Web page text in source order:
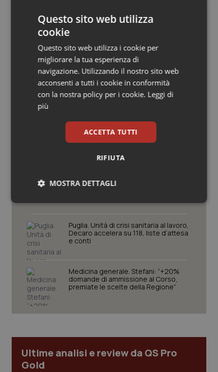
Sangue & coagulazione
Tiroide
Tumore al seno
Tumore ovarico
Tumori del Polmone & Testa Collo
Tumori gastrointestinali
Ulcera & Reflusso
Vaccini
Potrebbe interessarti in
Regioni e Asl
Cresce la ricerca in Emilia-Romagna:
nel 2025 condotti 1.530 studi, il
Che pizza l’Inail…
Puglia. Unità di crisi sanitaria al lavoro,
Decaro accelera su 118, liste d’attesa
e conti
Medicina generale. Stefani: “+20%
domande di ammissione al Corso,
premiate le scelte della Regione”
Ultime analisi e review da QS Pro
Gold
Questo sito web utilizza
cookie
Questo sito web utilizza i cookie per
migliorare la tua esperienza di
navigazione. Utilizzando il nostro sito web
acconsenti a tutti i cookie in conformità
con la nostra policy per i cookie. Leggi di
più
ACCETTA TUTTI
RIFIUTA
MOSTRA DETTAGLI
Necessari Statistici Marketing
Necessari Statistici Marketing
I cookie necessari contribuiscono a rendere fruibile il
sito web abilitandone funzionalità di base quali la
navigazione sulle pagine e l'accesso alle aree
protette del sito. Il sito web non è in grado di
Nome
Fornitore/Dominio
VISITOR_PRIVACY_METADATA
YouTube
.youtube.com